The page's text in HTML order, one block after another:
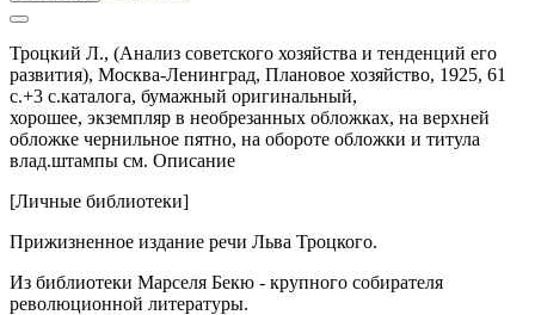
Троцкий Л., (Анализ советского хозяйства и тенденций его
развития), Москва-Ленинград, Плановое хозяйство, 1925, 61
с.+3 с.каталога, бумажный оригинальный,
хорошее, экземпляр в необрезанных обложках, на верхней
обложке чернильное пятно, на обороте обложки и титула
влад.штампы см. Описание
[Личные библиотеки]
Прижизненное издание речи Льва Троцкого.
Из библиотеки Марселя Бекю - крупного собирателя
революционной литературы.